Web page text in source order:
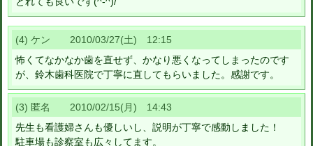
(4) ケン 2010/03/27(土) 12:15
怖くてなかなか歯を直せず、かなり悪くなってしまったのです
が、鈴木歯科医院で丁寧に直してもらいました。感謝です。
(3) 匿名 2010/02/15(月) 14:43
先生も看護婦さんも優しいし、説明が丁寧で感動しました！
駐車場も診察室も広々してます。